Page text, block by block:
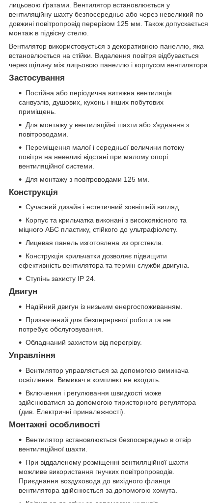
лицьовою ґратами. Вентилятор встановлюється у
вентиляційну шахту безпосередньо або через невеликий по
довжині повітропровід перерізом 125 мм. Також допускається
монтаж в підвісну стелю.
Вентилятор використовується з декоративною панеллю, яка
встановлюється на стійки. Видалення повітря відбувається
через щілину між лицьовою панеллю і корпусом вентилятора
Застосування
Постійна або періодична витяжна вентиляція
санвузлів, душових, кухонь і інших побутових
приміщень.
Для монтажу у вентиляційні шахти або з'єднання з
повітроводами.
Переміщення малої і середньої величини потоку
повітря на невеликі відстані при малому опорі
вентиляційної системи.
Для монтажу з повітроводами 125 мм.
Конструкція
Сучасний дизайн і естетичний зовнішній вигляд.
Корпус та крильчатка виконані з високоякісного та
міцного АБС пластику, стійкого до ультрафіолету.
Лицевая панель изготовлена из оргстекла.
Конструкція крильчатки дозволяє підвищити
ефективність вентилятора та термін служби двигуна.
Ступінь захисту ІР 24.
Двигун
Надійний двигун із низьким енергоспоживанням.
Призначений для безперервної роботи та не
потребує обслуговування.
Обладнаний захистом від перегріву.
Управління
Вентилятор управляється за допомогою вимикача
освітлення. Вимикач в комплект не входить.
Включення і регулювання швидкості може
здійснюватися за допомогою тиристорного регулятора
(див. Електричні приналежності).
Монтажні особливості
Вентилятор встановлюється безпосередньо в отвір
вентиляційної шахти.
При віддаленому розміщенні вентиляційної шахти
можливе використання гнучких повітропроводів.
Приєднання воздуховода до вихідного фланця
вентилятора здійснюється за допомогою хомута.